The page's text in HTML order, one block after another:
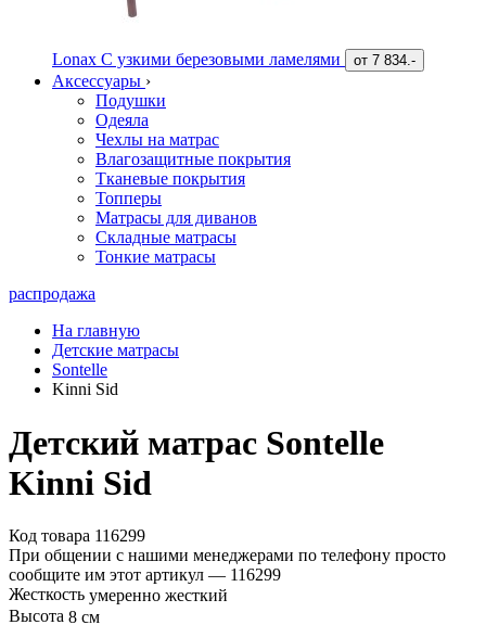
Lonax С узкими березовыми ламелями от 7 834.-
Аксессуары ›
Подушки
Одеяла
Чехлы на матрас
Влагозащитные покрытия
Тканевые покрытия
Топперы
Матрасы для диванов
Складные матрасы
Тонкие матрасы
распродажа
На главную
Детские матрасы
Sontelle
Kinni Sid
Детский матрас Sontelle
Kinni Sid
Код товара 116299
При общении с нашими менеджерами по телефону просто
сообщите им этот артикул — 116299
Жесткость умеренно жесткий
Высота 8 см